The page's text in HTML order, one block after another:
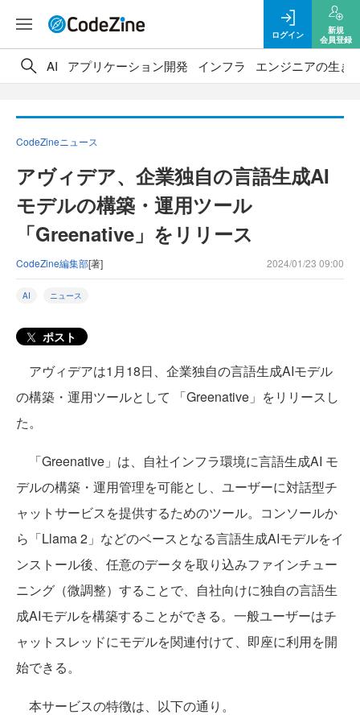
ログイン
新規
会員登録
AI アプリケーション開発 インフラ エンジニアの生き
CodeZineニュース
アヴィデア、企業独自の言語生成AI
モデルの構築・運用ツール
「Greenative」をリリース
CodeZine編集部[著] 2024/01/23 09:00
AI ニュース
ポスト
アヴィデアは1月18日、企業独自の言語生成AIモデル
の構築・運用ツールとして 「Greenative」をリリースし
た。
「Greenative」は、自社インフラ環境に言語生成AI モ
デルの構築・運用管理を可能とし、ユーザーに対話型チ
ャットサービスを提供するためのツール。コンソールか
ら「Llama 2」などのベースとなる言語生成AIモデルをイ
ンストール後、任意のデータを取り込みファインチュー
ニング（微調整）することで、自社向けに独自の言語生
成AIモデルを構築することができる。一般ユーザーはチ
ャットスレッドにモデルを関連付けて、即座に利用を開
始できる。
本サービスの特徴は、以下の通り。